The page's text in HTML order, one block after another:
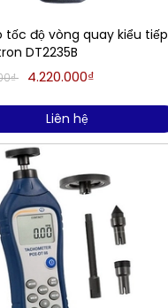
tốc độ vòng quay kiểu tiếp
DT2235B
4.220.000₫
Liên hệ